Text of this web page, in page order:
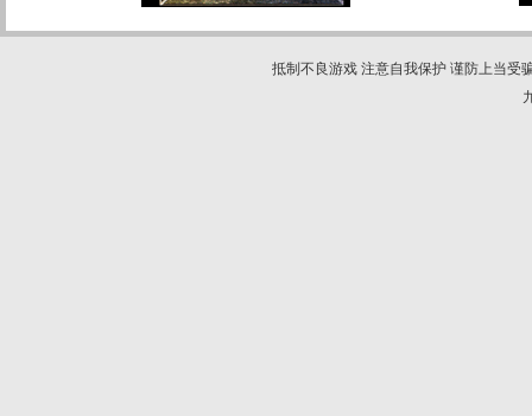
抵制不良游戏 注意自我保护 谨防上当受